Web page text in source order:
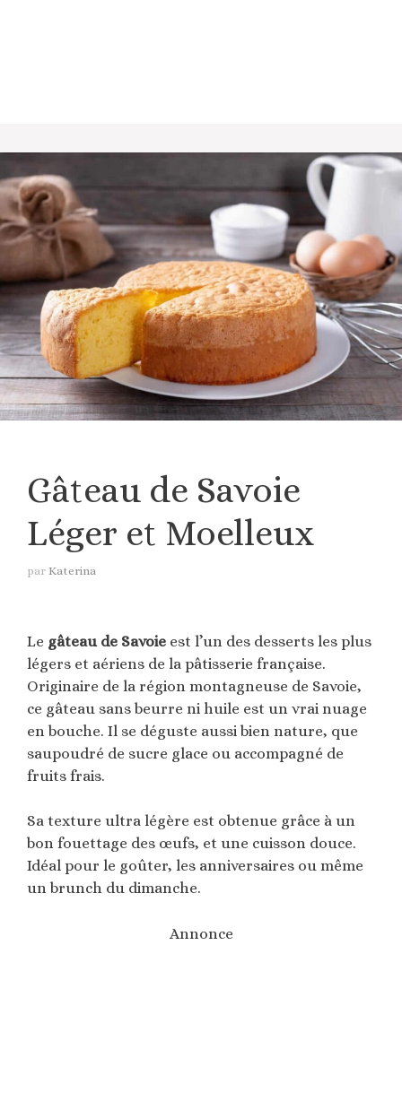
Gâteau de Savoie
Léger et Moelleux
par Katerina
Le gâteau de Savoie est l’un des desserts les plus
légers et aériens de la pâtisserie française.
Originaire de la région montagneuse de Savoie,
ce gâteau sans beurre ni huile est un vrai nuage
en bouche. Il se déguste aussi bien nature, que
saupoudré de sucre glace ou accompagné de
fruits frais.
Sa texture ultra légère est obtenue grâce à un
bon fouettage des œufs, et une cuisson douce.
Idéal pour le goûter, les anniversaires ou même
un brunch du dimanche.
Annonce